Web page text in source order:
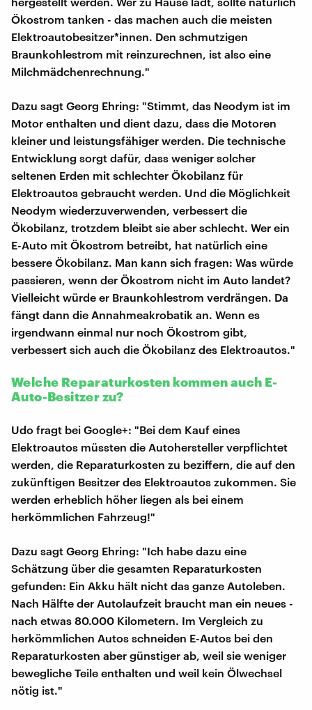
Ökostrom tanken - das machen auch die meisten
Elektroautobesitzer*innen. Den schmutzigen
Braunkohlestrom mit reinzurechnen, ist also eine
Milchmädchenrechnung."
Dazu sagt Georg Ehring: "Stimmt, das Neodym ist im
Motor enthalten und dient dazu, dass die Motoren
kleiner und leistungsfähiger werden. Die technische
Entwicklung sorgt dafür, dass weniger solcher
seltenen Erden mit schlechter Ökobilanz für
Elektroautos gebraucht werden. Und die Möglichkeit
Neodym wiederzuverwenden, verbessert die
Ökobilanz, trotzdem bleibt sie aber schlecht. Wer ein
E-Auto mit Ökostrom betreibt, hat natürlich eine
bessere Ökobilanz. Man kann sich fragen: Was würde
passieren, wenn der Ökostrom nicht im Auto landet?
Vielleicht würde er Braunkohlestrom verdrängen. Da
fängt dann die Annahmeakrobatik an. Wenn es
irgendwann einmal nur noch Ökostrom gibt,
verbessert sich auch die Ökobilanz des Elektroautos."
Welche Reparaturkosten kommen auch E-
Auto-Besitzer zu?
Udo fragt bei Google+: "Bei dem Kauf eines
Elektroautos müssten die Autohersteller verpflichtet
werden, die Reparaturkosten zu beziffern, die auf den
zukünftigen Besitzer des Elektroautos zukommen. Sie
werden erheblich höher liegen als bei einem
herkömmlichen Fahrzeug!"
Dazu sagt Georg Ehring: "Ich habe dazu eine
Schätzung über die gesamten Reparaturkosten
gefunden: Ein Akku hält nicht das ganze Autoleben.
Nach Hälfte der Autolaufzeit braucht man ein neues -
nach etwas 80.000 Kilometern. Im Vergleich zu
herkömmlichen Autos schneiden E-Autos bei den
Reparaturkosten aber günstiger ab, weil sie weniger
bewegliche Teile enthalten und weil kein Ölwechsel
nötig ist."